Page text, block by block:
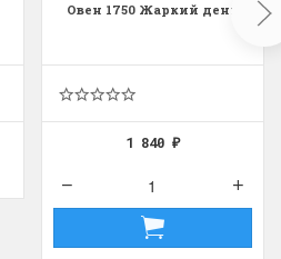
Овен 1750 Жаркий день
1 840₽